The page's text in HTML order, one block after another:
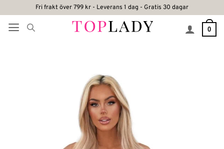
content
Fri frakt över 799 kr - Leverans 1 dag - Gratis 30 dagar
0